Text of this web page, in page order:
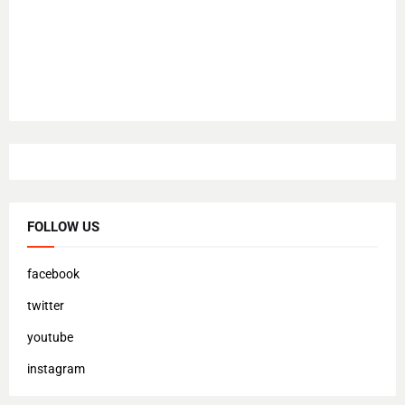
FOLLOW US
facebook
twitter
youtube
instagram